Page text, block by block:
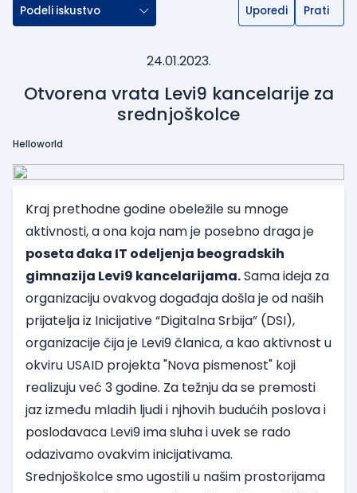
Podeli iskustvo Uporedi Prati
24.01.2023.
Otvorena vrata Levi9 kancelarije za
srednjoškolce
Helloworld
Kraj prethodne godine obeležile su mnoge
aktivnosti, a ona koja nam je posebno draga je
poseta đaka IT odeljenja beogradskih
gimnazija Levi9 kancelarijama.Sama ideja za
organizaciju ovakvog događaja došla je od naših
prijatelja iz Inicijative “Digitalna Srbija” (DSI),
organizacije čija je Levi9 članica, a kao aktivnost u
okviru USAID projekta "Nova pismenost" koji
realizuju već 3 godine. Za težnju da se premosti
jaz između mladih ljudi i njhovih budućih poslova i
poslodavaca Levi9ima sluha i uvek se rado
odazivamo ovakvim inicijativama.
Srednjoškolce smo ugostili u našim prostorijama